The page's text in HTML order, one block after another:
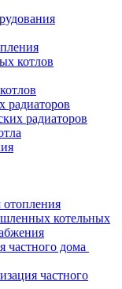
котлов
радиаторов
радиаторов
отопления
котельных
частного дома
частного